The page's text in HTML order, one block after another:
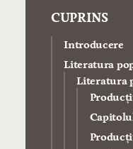
CUPRINS
Introducere
Literatura
Literatura
dramatică